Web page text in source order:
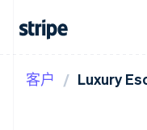
支付
按企
文档
学
客户 Luxury